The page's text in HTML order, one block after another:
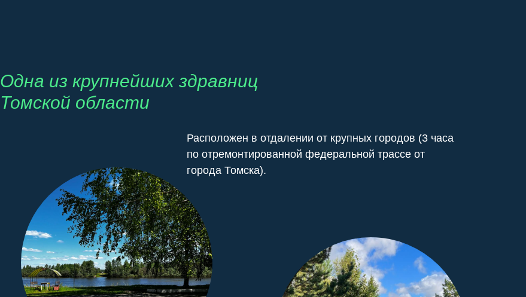
Расположен в отдалении от крупных городов (3 часа
по отремонтированной федеральной трассе от
города Томска).
Одна из крупнейших здравниц
Томской области